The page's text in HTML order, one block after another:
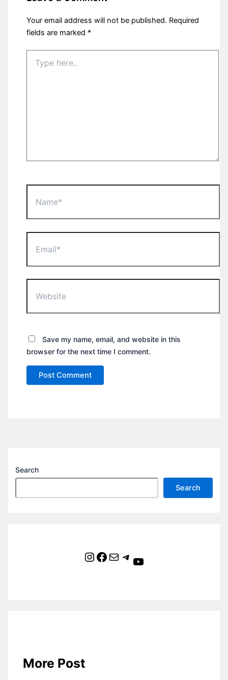
Your email address will not be published. Required
fields are marked *
here..
Save my name, email, and website in this
browser for the next time I comment.
Search
Search
Instagram Facebook Mail Telegram YouTube
More Post